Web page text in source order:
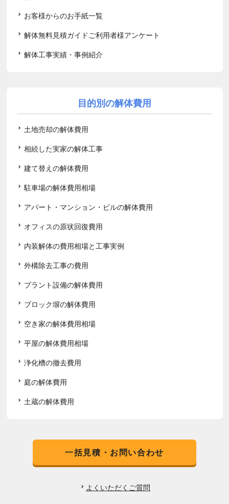
お客様からのお手紙一覧
解体無料見積ガイドご利用者様アンケート
解体工事実績・事例紹介
目的別の解体費用
土地売却の解体費用
相続した実家の解体工事
建て替えの解体費用
駐車場の解体費用相場
アパート・マンション・ビルの解体費用
オフィスの原状回復費用
内装解体の費用相場と工事実例
外構除去工事の費用
プラント設備の解体費用
ブロック塀の解体費用
空き家の解体費用相場
平屋の解体費用相場
浄化槽の撤去費用
庭の解体費用
土蔵の解体費用
一括見積・お問い合わせ
よくいただくご質問